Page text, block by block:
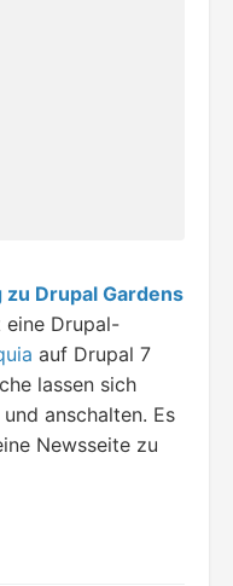
Drupal Gardens
eine Drupal-
auf Drupal 7
lassen sich
anschalten. Es
Newsseite zu